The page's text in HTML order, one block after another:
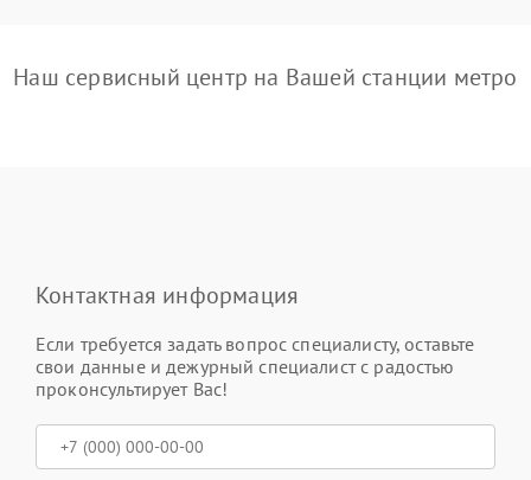
Наш сервисный центр на Вашей станции метро
Контактная информация
Если требуется задать вопрос специалисту, оставьте
свои данные и дежурный специалист с радостью
проконсультирует Вас!